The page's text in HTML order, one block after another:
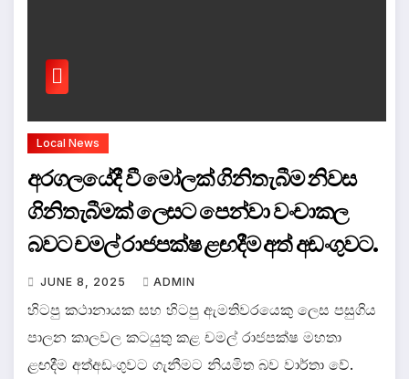
Local News
අරගලයේදී වී මෝලක් ගිනිතැබීම නිවස
ගිනිතැබීමක් ලෙසට පෙන්වා වංචාකල
බවට චමල් රාජපක්ෂ ළඟදීම අත් අඩංගුවට.
JUNE 8, 2025 ADMIN
හිටපු කථානායක සහ හිටපු ඇමතිවරයෙකු ලෙස පසුගිය
පාලන කාලවල කටයුතු කළ චමල් රාජපක්ෂ මහතා
ළඟදීම අත්අඩංගුවට ගැනීමට නියමිත බව වාර්තා වේ.